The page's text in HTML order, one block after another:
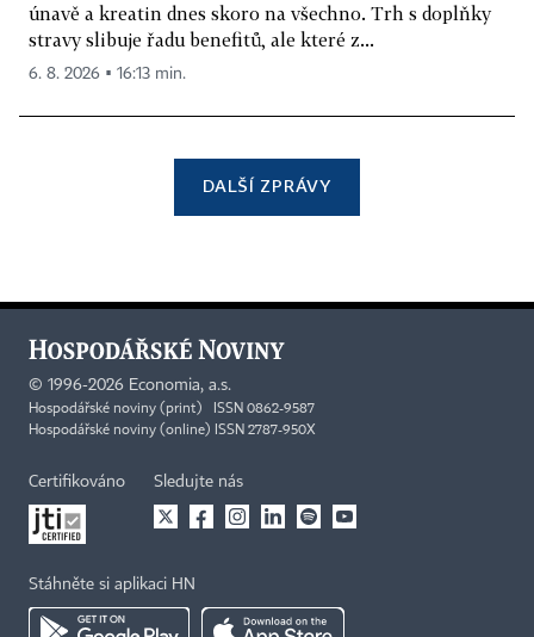
únavě a kreatin dnes skoro na všechno. Trh s doplňky
stravy slibuje řadu benefitů, ale které z...
6. 8. 2026 ▪ 16:13 min.
DALŠÍ ZPRÁVY
© 1996-2026 Economia, a.s.
Hospodářské noviny (print) ISSN 0862-9587
Hospodářské noviny (online) ISSN 2787-950X
Certifikováno Sledujte nás
Stáhněte si aplikaci HN